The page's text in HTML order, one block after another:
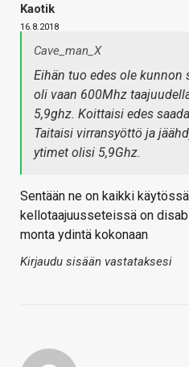
Kaotik
16.8.2018
Cave_man_X
Eihän tuo edes ole
oli vaan 600Mhz
5,9ghz. Koittaisi edes
Taitaisi virransyöttö ja
ytimet olisi 5,9Ghz.
Sentään ne on kaikki
kellotaajuusseteissä on
monta ydintä kokonaan
Kirjaudu sisään vastataksesi